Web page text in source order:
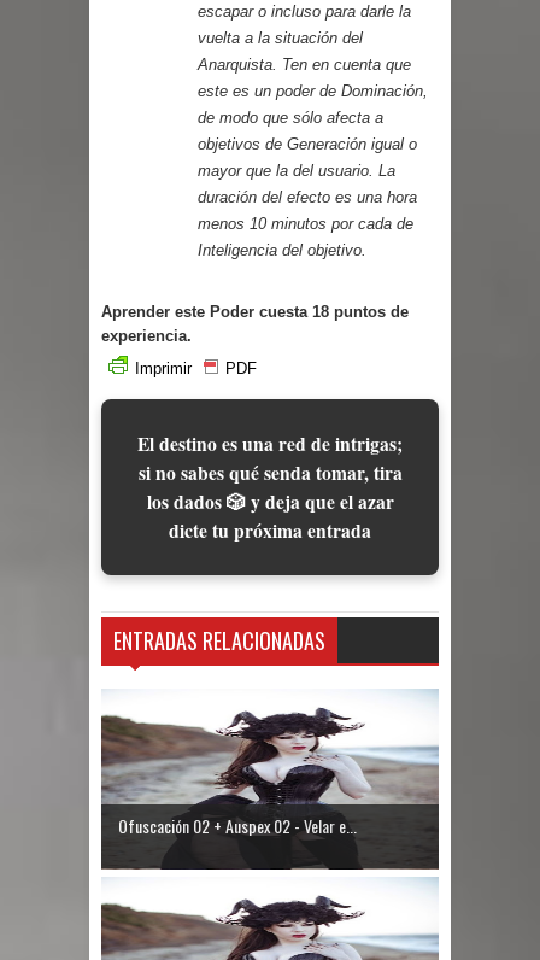
escapar o incluso para darle la
vuelta a la situación del
Anarquista. Ten en cuenta que
este es un poder de Dominación,
de modo que sólo afecta a
objetivos de Generación igual o
mayor que la del usuario. La
duración del efecto es una hora
menos 10 minutos por cada de
Inteligencia del objetivo.
Aprender este Poder cuesta 18 puntos de
experiencia.
Imprimir
PDF
El destino es una red de intrigas;
si no sabes qué senda tomar, tira
los dados 🎲 y deja que el azar
dicte tu próxima entrada
ENTRADAS RELACIONADAS
Ofuscación 02 + Auspex 02 - Velar e...